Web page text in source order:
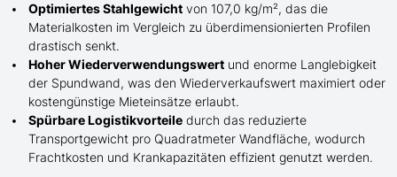
Optimiertes Stahlgewicht von 107,0 kg/m², das die
Materialkosten im Vergleich zu überdimensionierten Profilen
drastisch senkt.
Hoher Wiederverwendungswert und enorme Langlebigkeit
der Spundwand, was den Wiederverkaufswert maximiert oder
kostengünstige Mieteinsätze erlaubt.
Spürbare Logistikvorteile durch das reduzierte
Transportgewicht pro Quadratmeter Wandfläche, wodurch
Frachtkosten und Krankapazitäten effizient genutzt werden.